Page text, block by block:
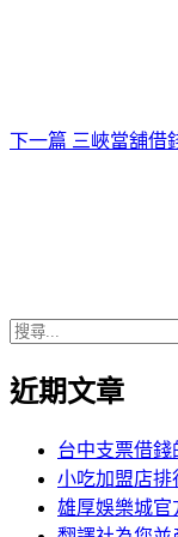
下一篇 三峽當舖借
近期文章
台中支票借
小吃加盟店排
雄厚娛樂城官